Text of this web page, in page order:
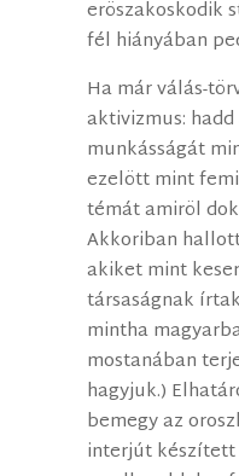
eröszakoskodik
fél hiányában
Ha már válás-
aktivizmus: hadd
munkásságát
ezelött mint
témát amiröl
Akkoriban
akiket mint
társaságnak
mintha
mostanában
hagyjuk.)
bemegy az
interjút